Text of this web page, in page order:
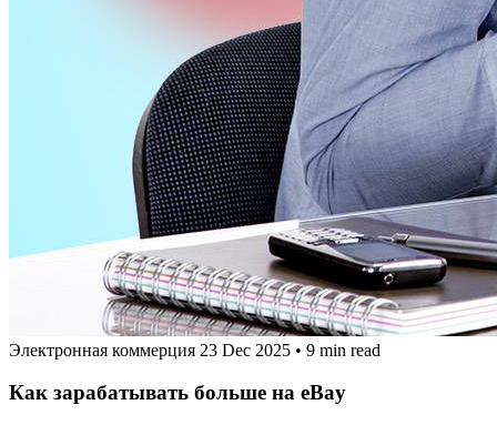
Электронная коммерция 23 Dec 2025 • 9 min read
Как зарабатывать больше на eBay